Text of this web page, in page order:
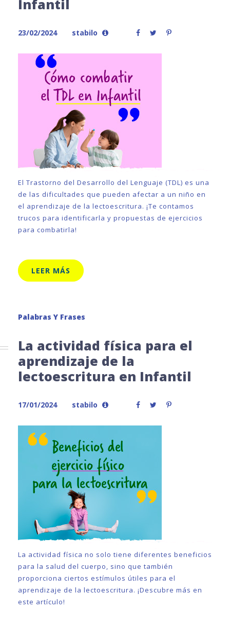
Infantil
23/02/2024 stabilo
El Trastorno del Desarrollo del Lenguaje (TDL) es una
de las dificultades que pueden afectar a un niño en
el aprendizaje de la lectoescritura. ¡Te contamos
trucos para identificarla y propuestas de ejercicios
para combatirla!
LEER MÁS
Palabras Y Frases
La actividad física para el
aprendizaje de la
lectoescritura en Infantil
17/01/2024 stabilo
La actividad física no solo tiene diferentes beneficios
para la salud del cuerpo, sino que también
proporciona ciertos estímulos útiles para el
aprendizaje de la lectoescritura. ¡Descubre más en
este artículo!